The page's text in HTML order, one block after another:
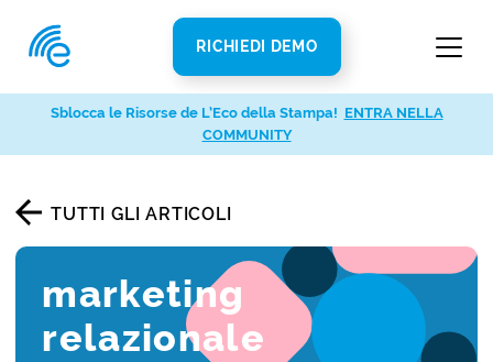
RICHIEDI DEMO
TUTTI GLI ARTICOLI
marketing
relazionale
Sblocca le Risorse de L’Eco della Stampa! ENTRA NELLA
COMMUNITY